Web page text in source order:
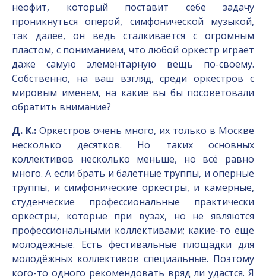
неофит, который поставит себе задачу
проникнуться оперой, симфонической музыкой,
так далее, он ведь сталкивается с огромным
пластом, с пониманием, что любой оркестр играет
даже самую элементарную вещь по-своему.
Собственно, на ваш взгляд, среди оркестров с
мировым именем, на какие вы бы посоветовали
обратить внимание?
Д. К.: Оркестров очень много, их только в Москве
несколько десятков. Но таких основных
коллективов несколько меньше, но всё равно
много. А если брать и балетные труппы, и оперные
труппы, и симфонические оркестры, и камерные,
студенческие профессиональные практически
оркестры, которые при вузах, но не являются
профессиональными коллективами; какие-то ещё
молодёжные. Есть фестивальные площадки для
молодёжных коллективов специальные. Поэтому
кого-то одного рекомендовать вряд ли удастся. Я